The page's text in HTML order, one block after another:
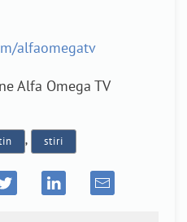
alfaomegatv
Alfa Omega TV
, stiri